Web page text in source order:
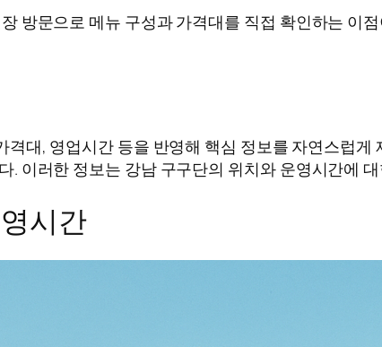
방문으로 메뉴 구성과 가격대를 직접 확인하는 이
격대, 영업시간 등을 반영해 핵심 정보를 자연스럽
. 이러한 정보는 강남 구구단의 위치와 운영시간에
시간